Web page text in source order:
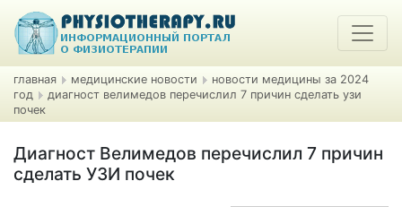
главная медицинские новости
новости медицины за 2024
год
диагност велимедов перечислил 7 причин сделать узи
почек
Диагност Велимедов перечислил 7 причин
сделать УЗИ почек